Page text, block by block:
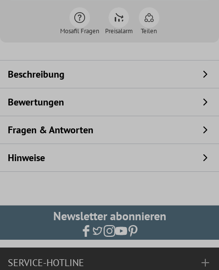
Mosafil Fragen Preisalarm Teilen
Beschreibung
Bewertungen
Fragen & Antworten
Hinweise
Newsletter abonnieren
SERVICE-HOTLINE